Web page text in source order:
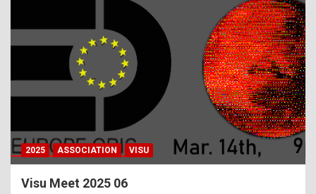
h
a
2025 ASSOCIATION VISU
Visu Meet 2025 06